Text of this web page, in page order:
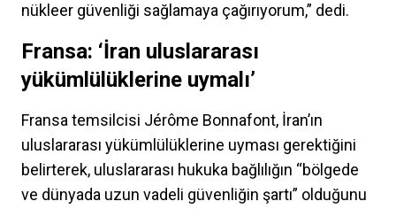
nükleer güvenliği sağlamaya çağırıyorum,” dedi.
Fransa: ‘İran uluslararası
yükümlülüklerine uymalı’
Fransa temsilcisi Jérôme Bonnafont, İran’ın
uluslararası yükümlülüklerine uyması gerektiğini
belirterek, uluslararası hukuka bağlılığın “bölgede
ve dünyada uzun vadeli güvenliğin şartı” olduğunu